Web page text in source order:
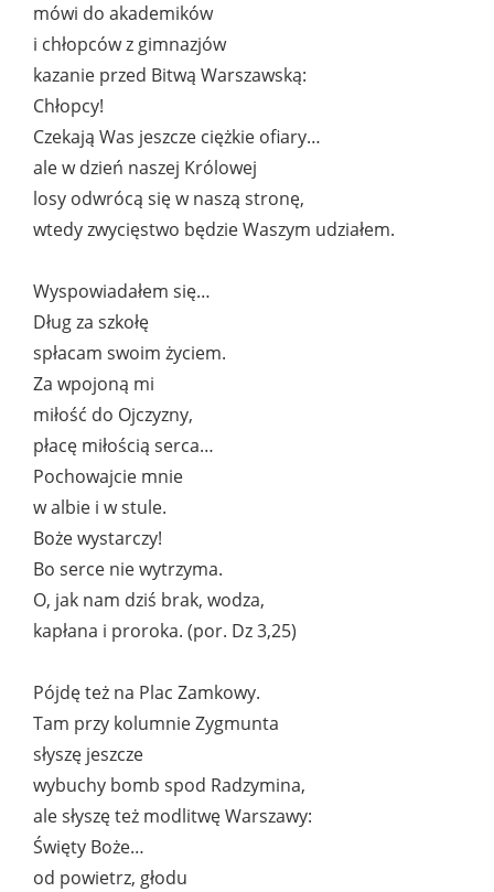
mówi do akademików
i chłopców z gimnazjów
kazanie przed Bitwą Warszawską:
Chłopcy!
Czekają Was jeszcze ciężkie ofiary…
ale w dzień naszej Królowej
losy odwrócą się w naszą stronę,
wtedy zwycięstwo będzie Waszym udziałem.
Wyspowiadałem się…
Dług za szkołę
spłacam swoim życiem.
Za wpojoną mi
miłość do Ojczyzny,
płacę miłością serca…
Pochowajcie mnie
w albie i w stule.
Boże wystarczy!
Bo serce nie wytrzyma.
O, jak nam dziś brak, wodza,
kapłana i proroka. (por. Dz 3,25)
Pójdę też na Plac Zamkowy.
Tam przy kolumnie Zygmunta
słyszę jeszcze
wybuchy bomb spod Radzymina,
ale słyszę też modlitwę Warszawy:
Święty Boże…
od powietrz, głodu